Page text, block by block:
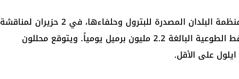
وتترقب الأسواق اجتماع أوبك+ التي تضم منظمة البلدان المصدرة للبترول وحلفاءها، في 2 حزيران لمناقشة
ما إذا كان سيتم تمديد تخفيضات إنتاج النفط الطوعية البالغة 2.2 مليون برميل يومياً. ويتوقع محللون
على الأقل.